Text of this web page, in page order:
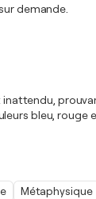
demande.
bleu,
Métaphysique